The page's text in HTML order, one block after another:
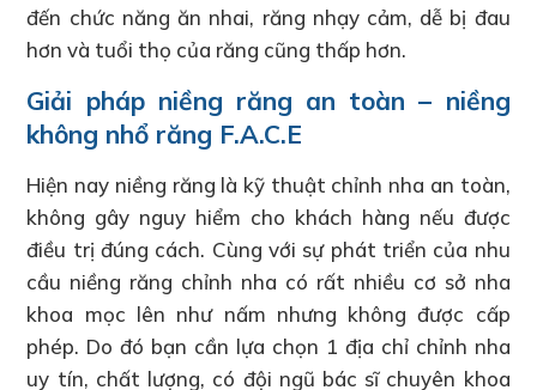
đến chức năng ăn nhai, răng nhạy cảm, dễ bị đau
hơn và tuổi thọ của răng cũng thấp hơn.
Giải pháp niềng răng an toàn – niềng
không nhổ răng F.A.C.E
Hiện nay niềng răng là kỹ thuật chỉnh nha an toàn,
không gây nguy hiểm cho khách hàng nếu được
điều trị đúng cách. Cùng với sự phát triển của nhu
cầu niềng răng chỉnh nha có rất nhiều cơ sở nha
khoa mọc lên như nấm nhưng không được cấp
phép. Do đó bạn cần lựa chọn 1 địa chỉ chỉnh nha
uy tín, chất lượng, có đội ngũ bác sĩ chuyên khoa